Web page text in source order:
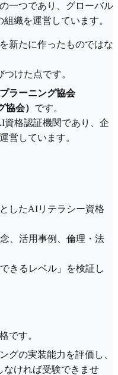
一つであり、グローバル
織を運営しています。
新たに作ったものではな
けた点です。
ラーニング協会
協会） です。
格認証機関であり、企
営しています。
したAIリテラシー資格
、活用事例、倫理・法
きるレベル」を検証し
です。
グの実装能力を評価し、
なければ受験できませ